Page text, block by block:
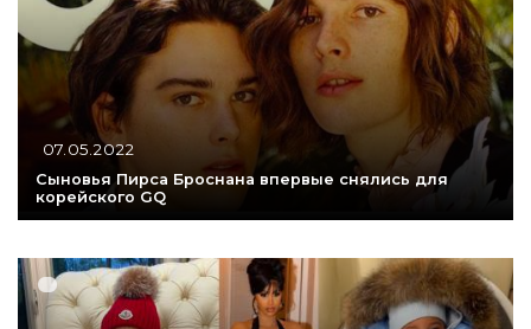
07.05.2022
Сыновья Пирса Броснана впервые снялись для
корейского GQ